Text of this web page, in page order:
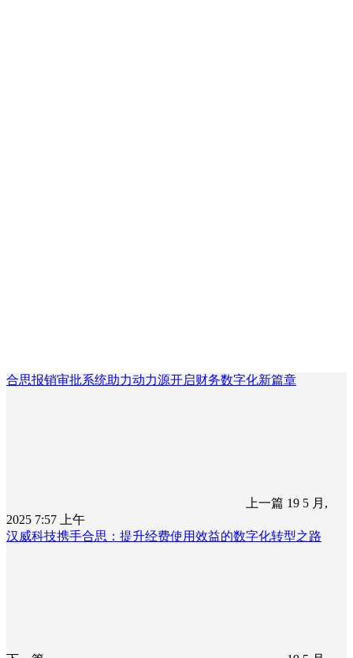
合思报销审批系统助力动力源开启财务数字化新篇章
上一篇 19 5 月,
2025 7:57 上午
汉威科技携手合思：提升经费使用效益的数字化转型之路